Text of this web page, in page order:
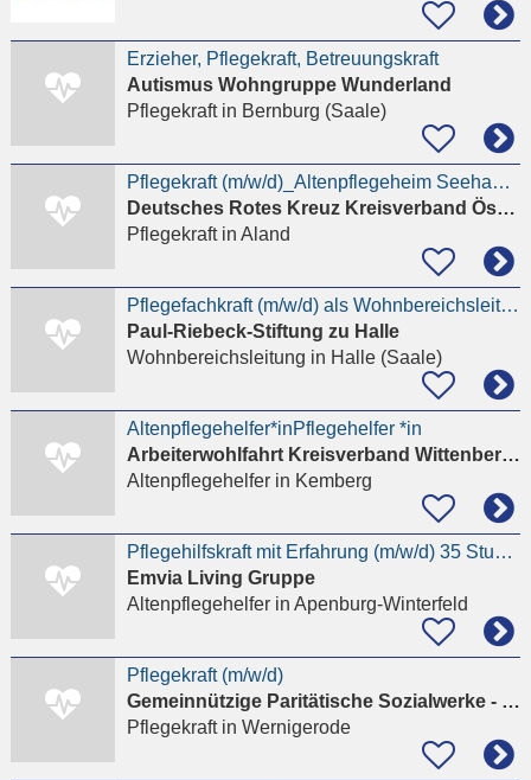
Erzieher, Pflegekraft, Betreuungskraft
Autismus Wohngruppe Wunderland
Pflegekraftin Bernburg (Saale)
Pflegekraft (m/w/d)_Altenpflegeheim Seehausen
Deutsches Rotes Kreuz Kreisverband Östliche Altmark e. V.
Pflegekraftin Aland
Pflegefachkraft (m/w/d) als Wohnbereichsleitung im Altenpflegeheim Akazienhof
Paul-Riebeck-Stiftung zu Halle
Wohnbereichsleitung in Halle (Saale)
Altenpflegehelfer*inPflegehelfer *in
Arbeiterwohlfahrt Kreisverband Wittenberg e.V.
Altenpflegehelferin Kemberg
Pflegehilfskraft mit Erfahrung (m/w/d) 35 Stunden wöchentlich
Emvia Living Gruppe
Altenpflegehelferin Apenburg-Winterfeld
Pflegekraft (m/w/d)
Gemeinnützige Paritätische Sozialwerke - PSW GmbH
Pflegekraftin Wernigerode